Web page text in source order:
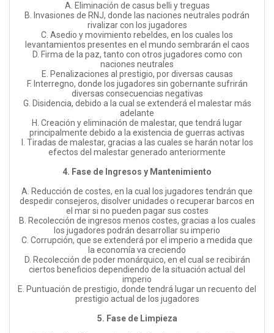
A. Eliminación de casus belli y treguas
B. Invasiones de RNJ, donde las naciones neutrales podrán
rivalizar con los jugadores
C. Asedio y movimiento rebeldes, en los cuales los
levantamientos presentes en el mundo sembrarán el caos
D. Firma de la paz, tanto con otros jugadores como con
naciones neutrales
E. Penalizaciones al prestigio, por diversas causas
F. Interregno, donde los jugadores sin gobernante sufrirán
diversas consecuencias negativas
G. Disidencia, debido a la cual se extenderá el malestar más
adelante
H. Creación y eliminación de malestar, que tendrá lugar
principalmente debido a la existencia de guerras activas
I. Tiradas de malestar, gracias a las cuales se harán notar los
efectos del malestar generado anteriormente
4. Fase de Ingresos y Mantenimiento
A. Reducción de costes, en la cual los jugadores tendrán que
despedir consejeros, disolver unidades o recuperar barcos en
el mar si no pueden pagar sus costes
B. Recolección de ingresos menos costes, gracias a los cuales
los jugadores podrán desarrollar su imperio
C. Corrupción, que se extenderá por el imperio a medida que
la economía va creciendo
D. Recolección de poder monárquico, en el cual se recibirán
ciertos beneficios dependiendo de la situación actual del
imperio
E. Puntuación de prestigio, donde tendrá lugar un recuento del
prestigio actual de los jugadores
5. Fase de Limpieza